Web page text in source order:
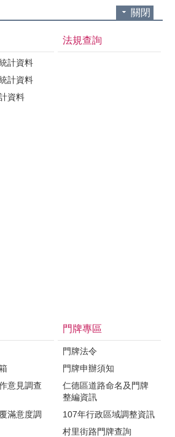
關閉
計資料
計資料
資料
法規查詢
意見調查
滿意度調
門牌專區
門牌法令
門牌申辦須知
仁德區道路命名及門牌
整編資訊
107年行政區域調整資訊
村里街路門牌查詢